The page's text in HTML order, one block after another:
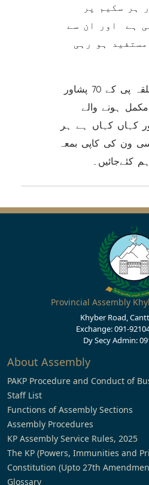
ہر سکیم پر
ہے اور ان سے
ہو رہی
(ii) صوبے اور حلقہ پی کے 70 پشاور
ہونے والے
کہاں کہاں ہے ہر
ون کی کاپی بمعہ
کئےجائیں۔
Provincial Assembly
Khyber Road,
Exchange: 091-
Dy Secy Admin:
About Assembly
PAKP Procedure and Conduct of
Staff List
Functions of Assembly Sections
Assembly Procedures
KP Assembly Service Rules, 2025
The KP (Powers, Immunities and
Constitution (Upto 27th
Glossary